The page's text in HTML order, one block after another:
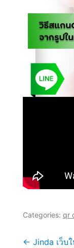
Categories: qr
← Jinda เว็บ